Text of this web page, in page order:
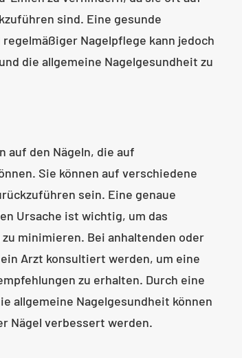
sind. Eine gesunde
Nagelpflege kann jedoch
die allgemeine Nagelgesundheit zu
auf den Nägeln, die auf
Sie können auf verschiedene
sein. Eine genaue
Ursache ist wichtig, um das
minimieren. Bei anhaltenden oder
Arzt konsultiert werden, um eine
zu erhalten. Durch eine
allgemeine Nagelgesundheit können
Nägel verbessert werden.